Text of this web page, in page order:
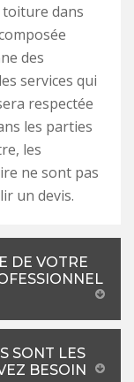
dans
des
services qui
respectée
les parties
les
ne sont pas
un devis.
DE VOTRE
SONT LES
BESOIN